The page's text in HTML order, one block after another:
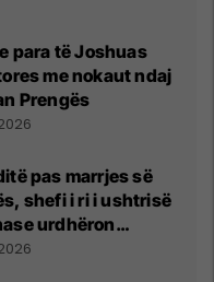
para të Joshuas
me nokaut ndaj
Prengës
pas marrjes së
shefi i ri i ushtrisë
urdhëron
të madh